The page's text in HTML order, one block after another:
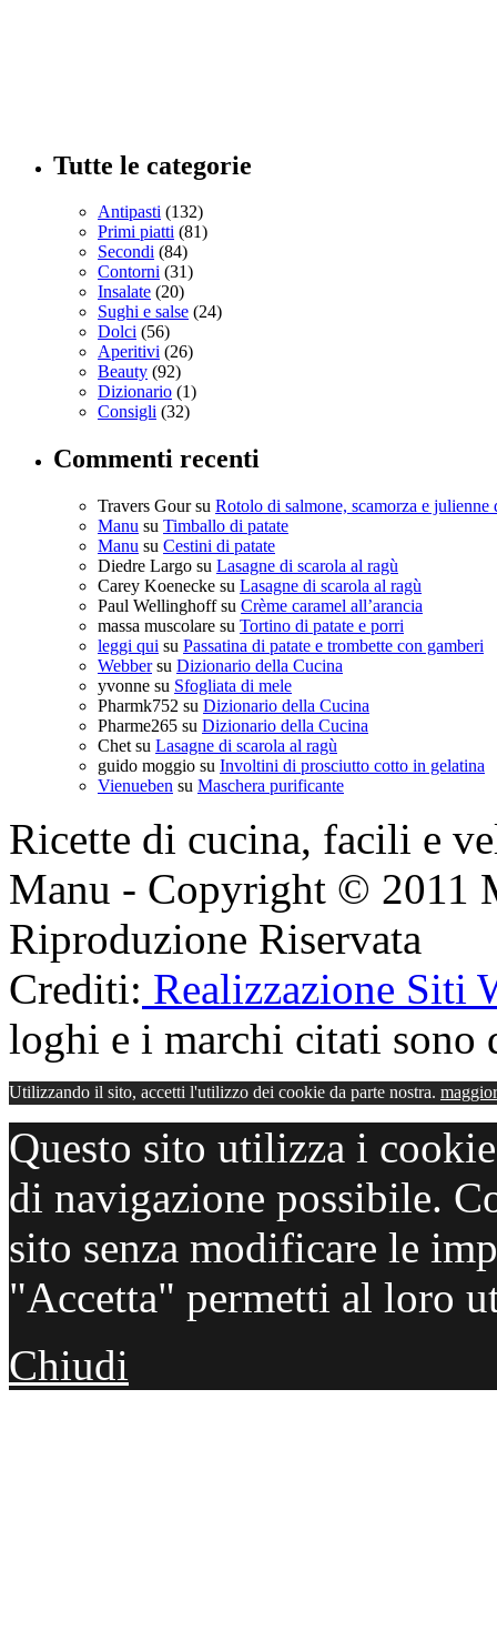
Tutte le categorie
Antipasti (132)
Primi piatti (81)
Secondi (84)
Contorni (31)
Insalate (20)
Sughi e salse (24)
Dolci (56)
Aperitivi (26)
Beauty (92)
Dizionario (1)
Consigli (32)
Commenti recenti
Travers Goursu Rotolo di salmone, scamorza e julienne
Manu su Timballo di patate
Manu su Cestini di patate
Diedre Largo su Lasagne di scarola al ragù
Carey Koenecke su Lasagne di scarola al ragù
Paul Wellinghoffsu Crème caramel all’arancia
massa muscolare su Tortino di patate e porri
leggi qui su Passatina di patate e trombette con gamberi
Webbersu Dizionario della Cucina
yvonne su Sfogliata di mele
Pharmk752 su Dizionario della Cucina
Pharme265 su Dizionario della Cucina
Chet su Lasagne di scarola al ragù
guido moggio su Involtini di prosciutto cotto in gelatina
Vienueben su Maschera purificante
Ricette di cucina, facili e
Manu - Copyright © 2011
Riproduzione Riservata
Crediti: Realizzazione Siti
loghi e i marchi citati
Utilizzando il sito, accetti l'utilizzo dei cookie da parte nostra.
Questo sito utilizza i
di navigazione possibile.
sito senza modificare le
"Accetta" permetti al loro
Chiudi